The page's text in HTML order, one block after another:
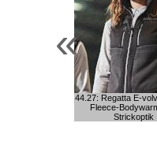
«
44.27: Regatta E-
Fleece-
Strickoptik